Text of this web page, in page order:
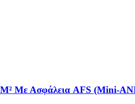
Με Ασφάλεια AFS (Mini-